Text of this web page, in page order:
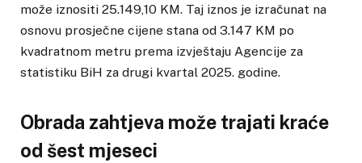
može iznositi 25.149,10 KM. Taj iznos je izračunat na
osnovu prosječne cijene stana od 3.147 KM po
kvadratnom metru prema izvještaju Agencije za
statistiku BiH za drugi kvartal 2025. godine.
Obrada zahtjeva može trajati kraće
od šest mjeseci